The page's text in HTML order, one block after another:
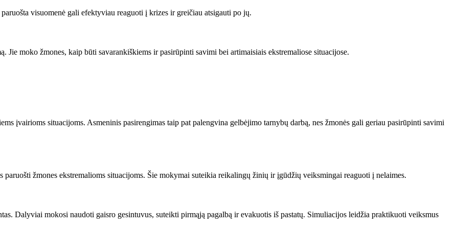
visuomenė gali efektyviau reaguoti į krizes ir greičiau atsigauti po jų.
Jie moko žmones, kaip būti savarankiškiems ir pasirūpinti savimi bei artimaisiais ekstremaliose situacijose.
įvairioms situacijoms. Asmeninis pasirengimas taip pat palengvina gelbėjimo tarnybų darbą, nes žmonės gali geriau pasirūpinti savimi
žmones ekstremalioms situacijoms. Šie mokymai suteikia reikalingų žinių ir įgūdžių veiksmingai reaguoti į nelaimes.
Dalyviai mokosi naudoti gaisro gesintuvus, suteikti pirmąją pagalbą ir evakuotis iš pastatų. Simuliacijos leidžia praktikuoti veiksmus